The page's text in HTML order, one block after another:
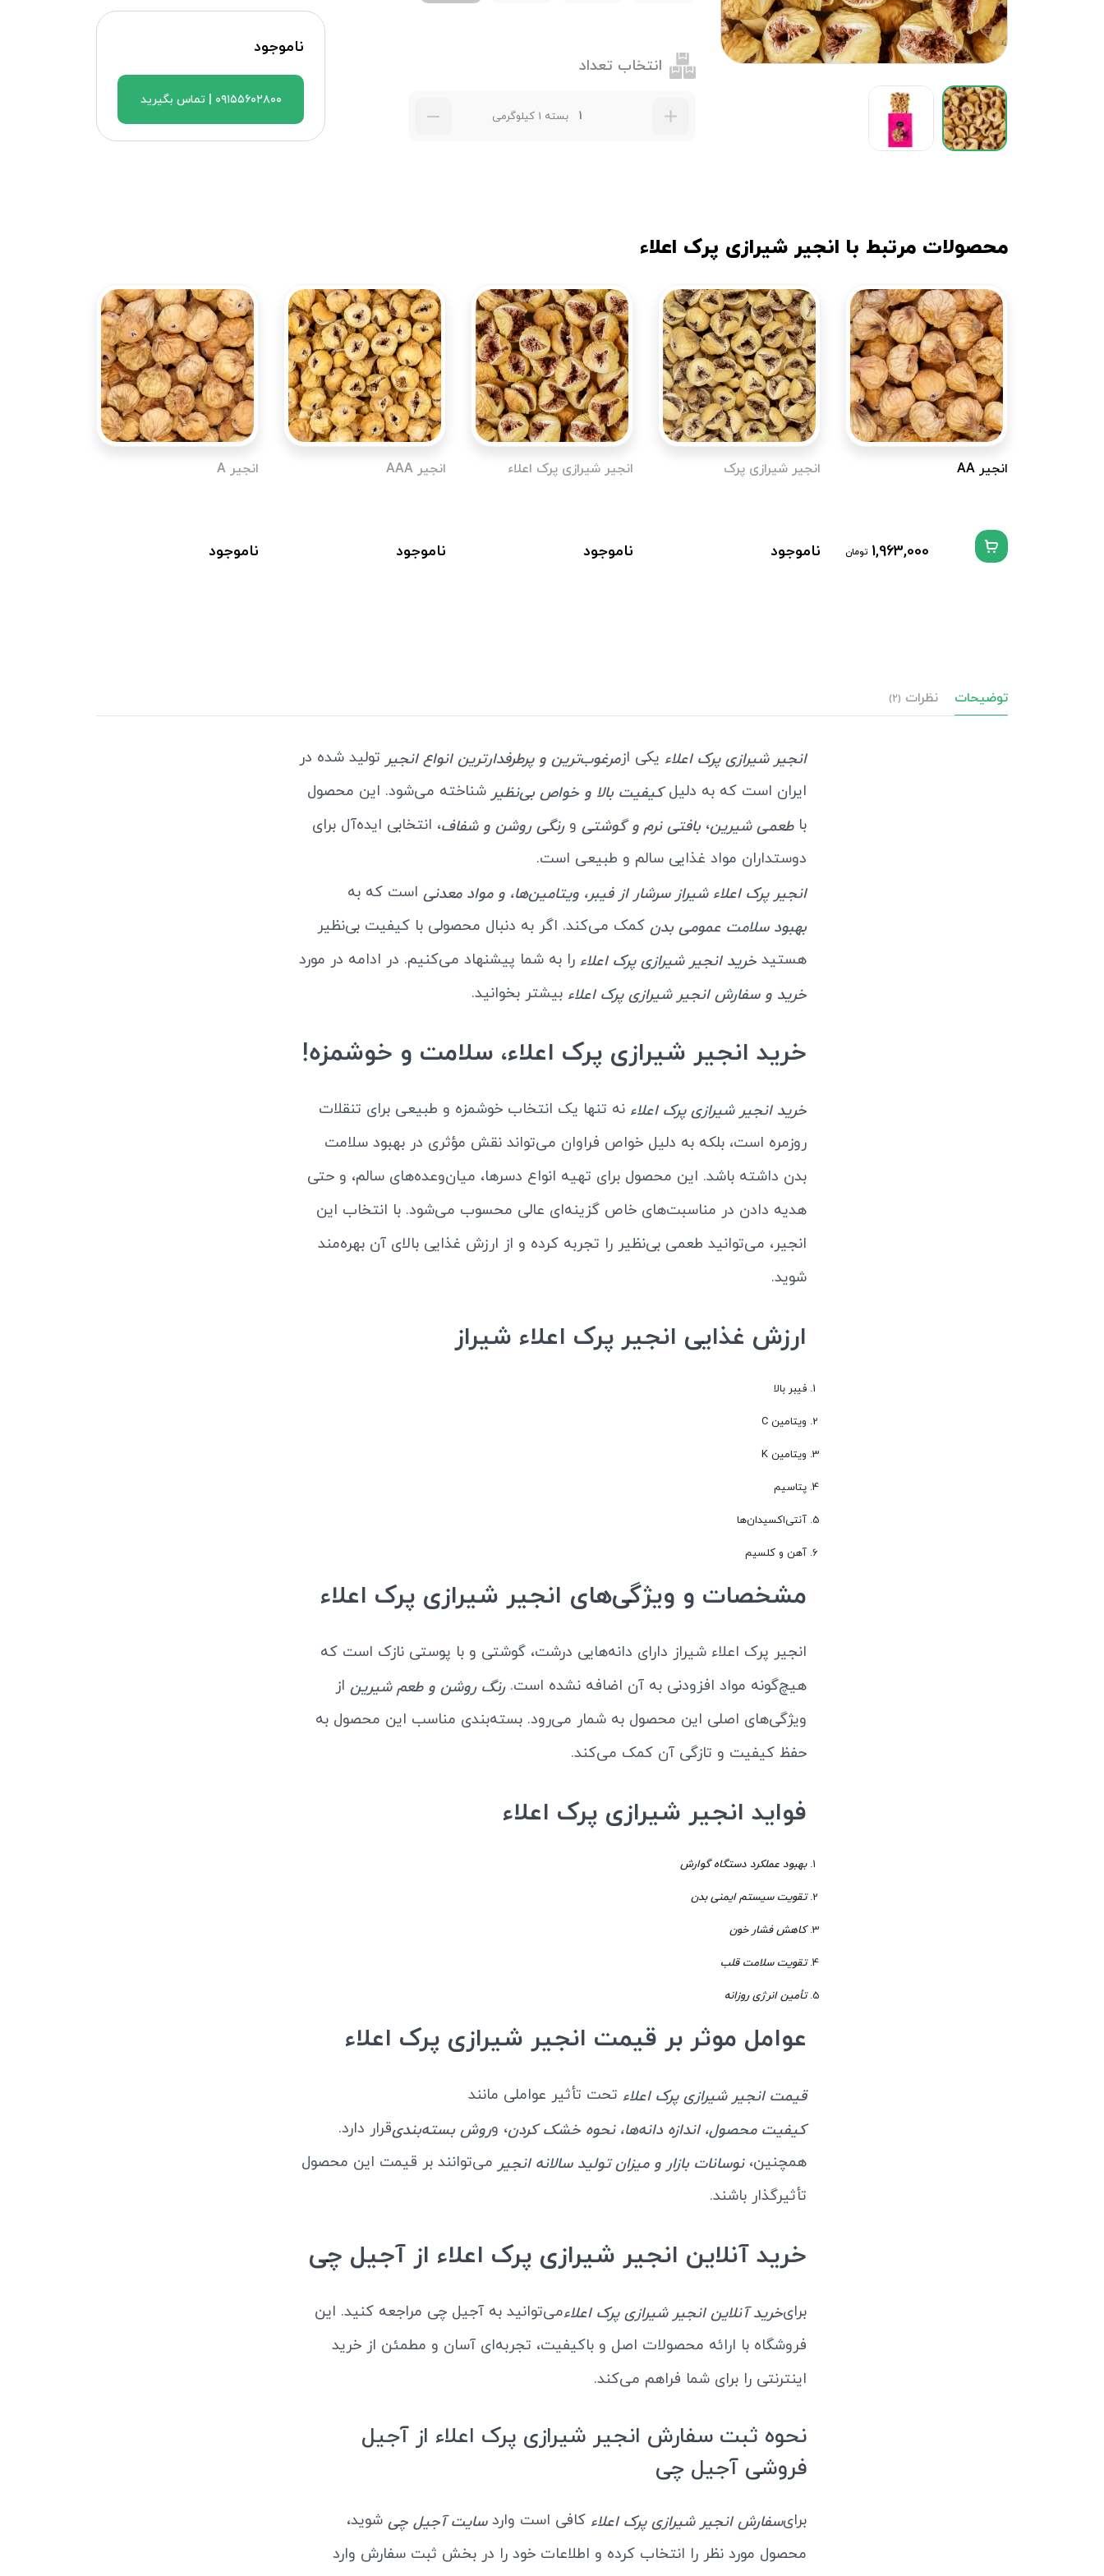
انتخاب تعداد
بسته 1 کیلوگرمی
ناموجود
۰۹۱۵۵۶۰۲۸۰۰ | تماس بگیرید
محصولات مرتبط با انجیر شیرازی پرک اعلاء
انجیر AA
1,963,000 تومان
انجیر شیرازی پرک
ناموجود
انجیر شیرازی پرک اعلاء
ناموجود
انجیر AAA
ناموجود
انجیر A
ناموجود
توضیحات نظرات (2)
انجیر شیرازی پرک اعلاء یکی ازمرغوب‌ترین و پرطرفدارترین انواع انجیر تولید شده در
ایران است که به دلیلکیفیت بالا و خواص بی‌نظیر شناخته می‌شود. این محصول
باطعمی شیرین، بافتی نرم و گوشتی ورنگی روشن و شفاف، انتخابی ایده‌آل برای
دوستداران مواد غذایی سالم و طبیعی است.
انجیر پرک اعلاء شیراز سرشار از فیبر، ویتامین‌ها، و مواد معدنی است که به
بهبود سلامت عمومی بدن کمک می‌کند. اگر به دنبال محصولی با کیفیت بی‌نظیر
هستید خرید انجیر شیرازی پرک اعلاء را به شما پیشنهاد می‌کنیم. در ادامه در مورد
خرید و سفارش انجیر شیرازی پرک اعلاء بیشتر بخوانید.
خرید انجیر شیرازی پرک اعلاء، سلامت و خوشمزه!
خرید انجیر شیرازی پرک اعلاء نه تنها یک انتخاب خوشمزه و طبیعی برای تنقلات
روزمره است، بلکه به دلیل خواص فراوان می‌تواند نقش مؤثری در بهبود سلامت
بدن داشته باشد. این محصول برای تهیه انواع دسرها، میان‌وعده‌های سالم، و حتی
هدیه دادن در مناسبت‌های خاص گزینه‌ای عالی محسوب می‌شود. با انتخاب این
انجیر، می‌توانید طعمی بی‌نظیر را تجربه کرده و از ارزش غذایی بالای آن بهره‌مند
شوید.
ارزش غذایی انجیر پرک اعلاء شیراز
فیبر بالا
ویتامین C
ویتامین K
پتاسیم
آنتی‌اکسیدان‌ها
آهن و کلسیم
مشخصات و ویژگی‌های انجیر شیرازی پرک اعلاء
انجیر پرک اعلاء شیراز دارای دانه‌هایی درشت، گوشتی و با پوستی نازک است که
هیچ‌گونه مواد افزودنی به آن اضافه نشده است.رنگ روشن و طعم شیرین از
ویژگی‌های اصلی این محصول به شمار می‌رود. بسته‌بندی مناسب این محصول به
حفظ کیفیت و تازگی آن کمک می‌کند.
فواید انجیر شیرازی پرک اعلاء
بهبود عملکرد دستگاه گوارش
تقویت سیستم ایمنی بدن
کاهش فشار خون
تقویت سلامت قلب
تأمین انرژی روزانه
عوامل موثر بر قیمت انجیر شیرازی پرک اعلاء
قیمت انجیر شیرازی پرک اعلاء تحت تأثیر عواملی مانند
کیفیت محصول، اندازه دانه‌ها، نحوه خشک کردن، وروش بسته‌بندیقرار دارد.
همچنین،نوسانات بازار و میزان تولید سالانه انجیر می‌توانند بر قیمت این محصول
تأثیرگذار باشند.
خرید آنلاین انجیر شیرازی پرک اعلاء از آجیل چی
برایخرید آنلاین انجیر شیرازی پرک اعلاءمی‌توانید به آجیل چی مراجعه کنید. این
فروشگاه با ارائه محصولات اصل و باکیفیت، تجربه‌ای آسان و مطمئن از خرید
اینترنتی را برای شما فراهم می‌کند.
نحوه ثبت سفارش انجیر شیرازی پرک اعلاء از آجیل
فروشی آجیل چی
برایسفارش انجیر شیرازی پرک اعلاء کافی است واردسایت آجیل چی شوید،
محصول مورد نظر را انتخاب کرده و اطلاعات خود را در بخش ثبت سفارش وارد